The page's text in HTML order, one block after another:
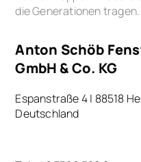
GmbH & Co. KG
Espanstraße 4 | 88518
Deutschland
Tel+49 7586 588 0